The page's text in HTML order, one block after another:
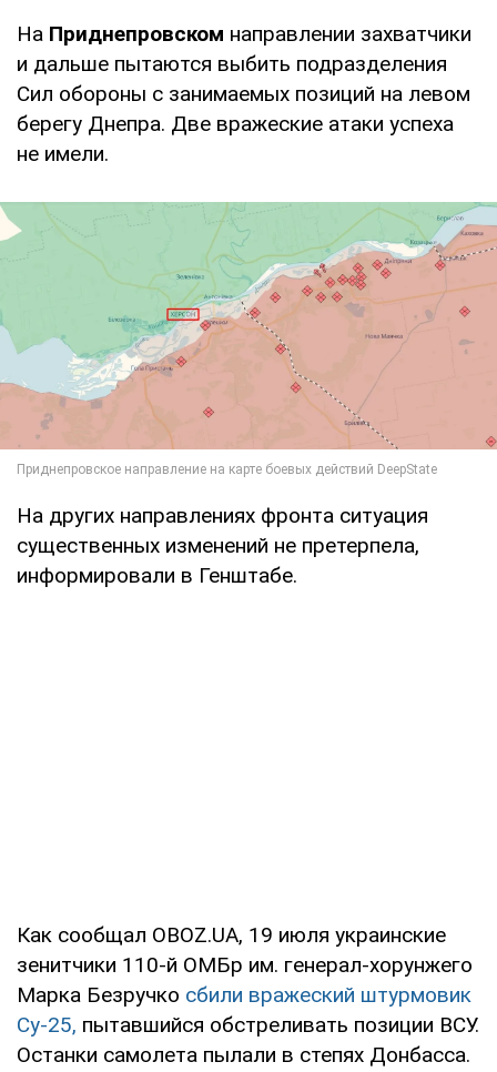
На Приднепровском направлении захватчики
и дальше пытаются выбить подразделения
Сил обороны с занимаемых позиций на левом
берегу Днепра. Две вражеские атаки успеха
не имели.
На других направлениях фронта ситуация
существенных изменений не претерпела,
информировали в Генштабе.
Как сообщал OBOZ.UA, 19 июля украинские
зенитчики 110-й ОМБр им. генерал-хорунжего
Марка Безручко сбили вражеский штурмовик
Су-25, пытавшийся обстреливать позиции ВСУ.
Останки самолета пылали в степях Донбасса.